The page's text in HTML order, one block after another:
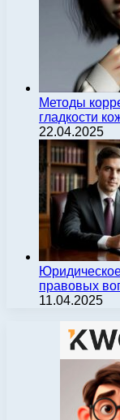
Методы
гладкости
22.04.2025
правовых
11.04.2025